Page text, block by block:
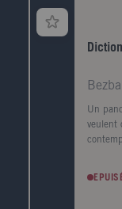
Un
veulent
pour
impact